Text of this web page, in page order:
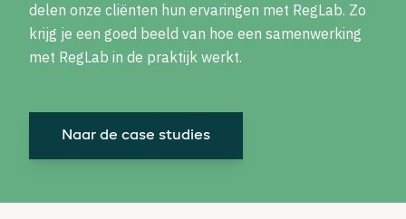
delen onze cliënten hun ervaringen met RegLab. Zo
krijg je een goed beeld van hoe een samenwerking
met RegLab in de praktijk werkt.
Naar de case studies